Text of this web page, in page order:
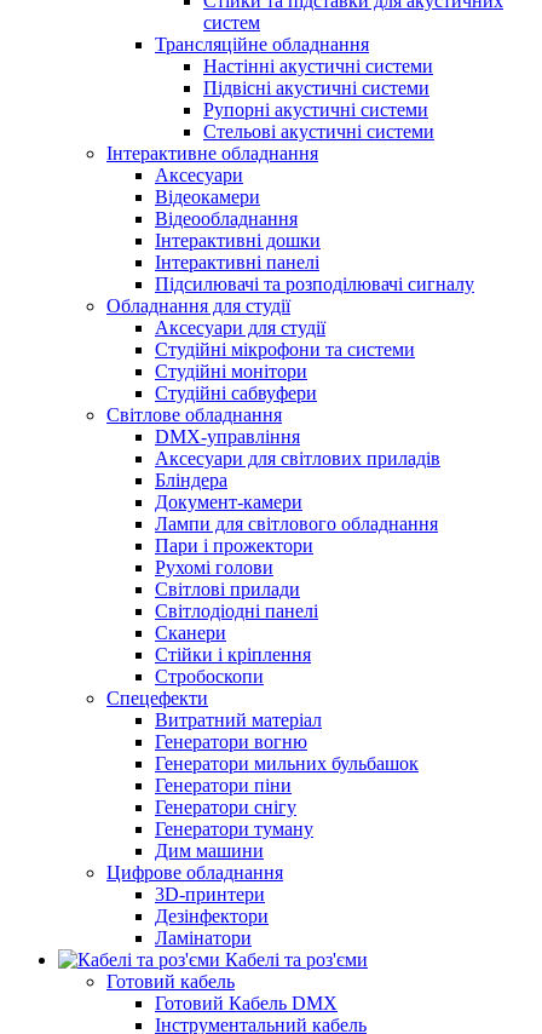
систем
Трансляційне обладнання
Настінні акустичні системи
Підвісні акустичні системи
Рупорні акустичні системи
Стельові акустичні системи
Інтерактивне обладнання
Аксесуари
Відеокамери
Відеообладнання
Інтерактивні дошки
Інтерактивні панелі
Підсилювачі та розподілювачі сигналу
Обладнання для студії
Аксесуари для студії
Студійні мікрофони та системи
Студійні монітори
Студійні сабвуфери
Світлове обладнання
DMX-управління
Аксесуари для світлових приладів
Бліндера
Документ-камери
Лампи для світлового обладнання
Пари і прожектори
Рухомі голови
Світлові прилади
Світлодіодні панелі
Сканери
Стійки і кріплення
Стробоскопи
Спецефекти
Витратний матеріал
Генератори вогню
Генератори мильних бульбашок
Генератори піни
Генератори снігу
Генератори туману
Дим машини
Цифрове обладнання
3D-принтери
Дезінфектори
Ламінатори
Кабелі та роз'єми
Готовий кабель
Готовий Кабель DMX
Інструментальний кабель